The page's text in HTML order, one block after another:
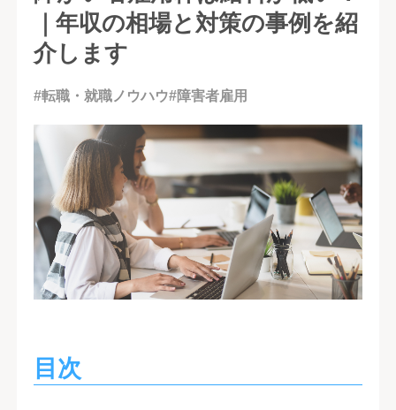
｜年収の相場と対策の事例を紹
介します
#転職・就職ノウハウ#障害者雇用
目次